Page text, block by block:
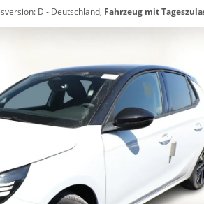
D - Deutschland, Fahrzeug mit